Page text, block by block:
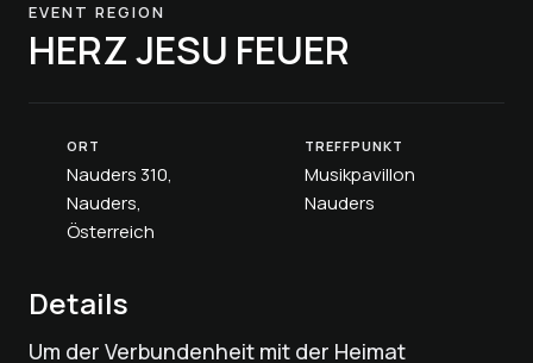
EVENT REGION
HERZ JESU FEUER
ORT
Nauders 310,
Nauders,
Österreich
TREFFPUNKT
Musikpavillon
Nauders
Details
Um der Verbundenheit mit der Heimat